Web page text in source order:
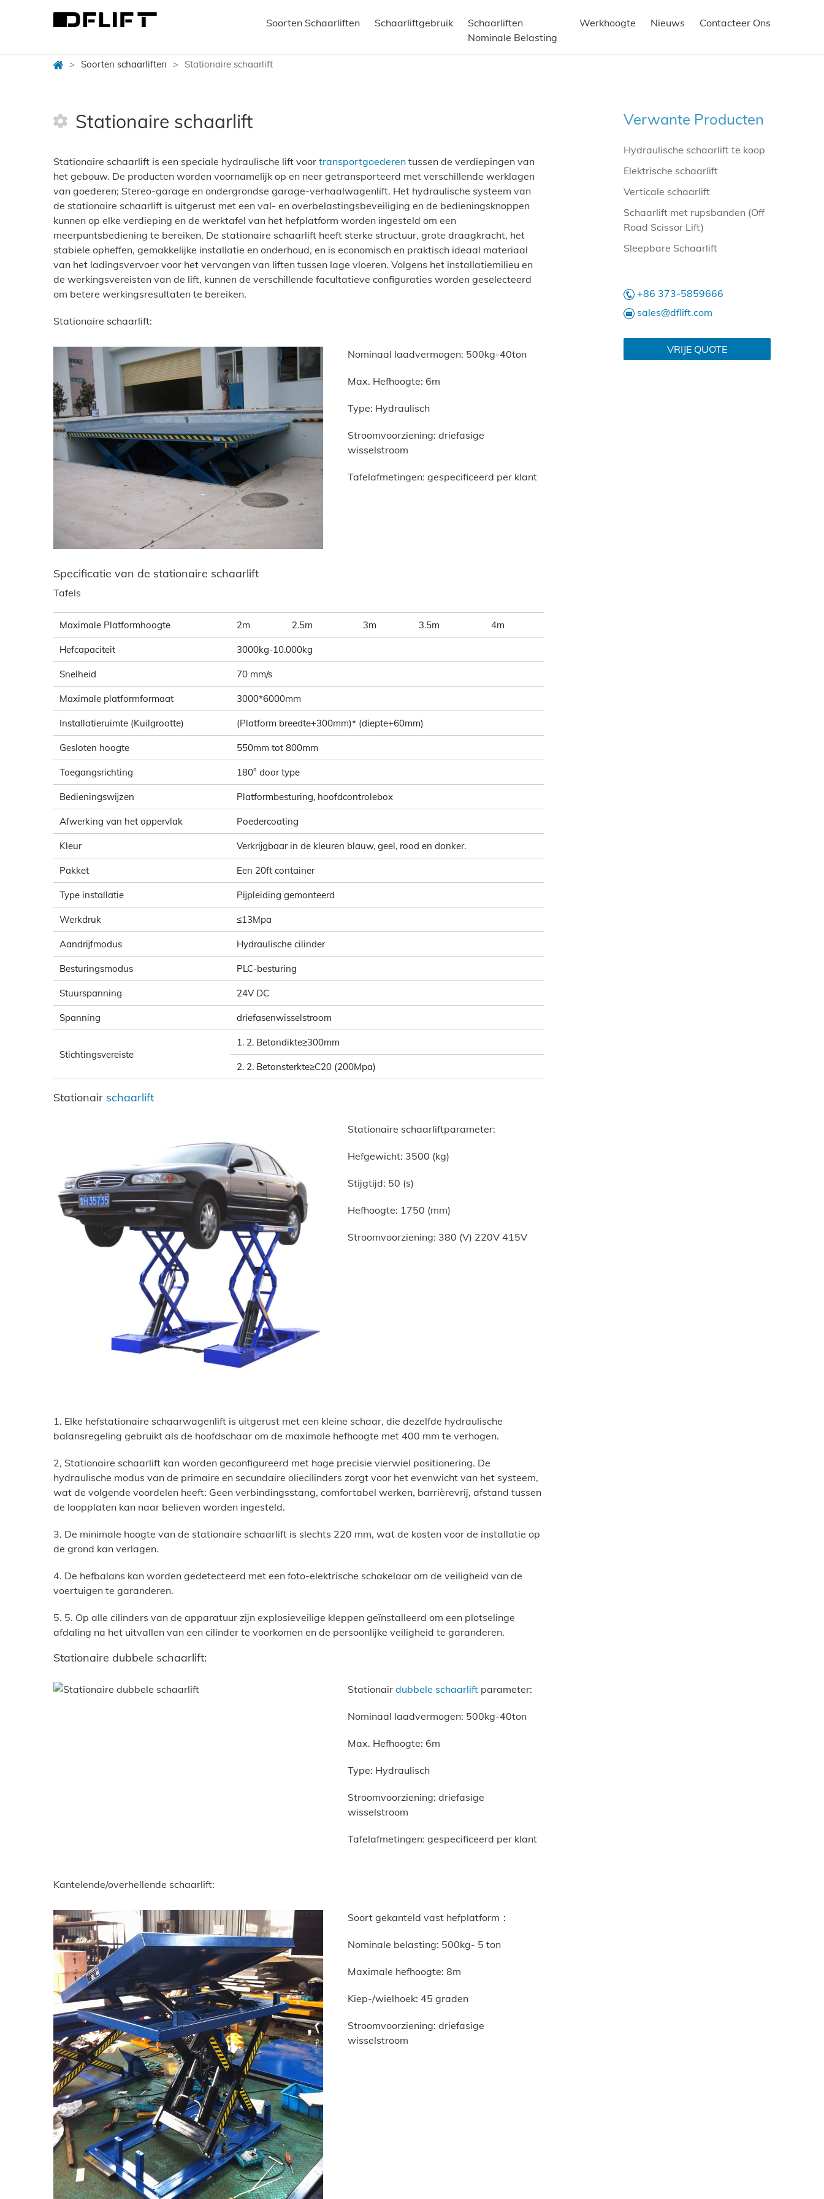
Soorten Schaarliften Schaarliftgebruik
Schaarliften
Nominale Belasting
Werkhoogte Nieuws Contacteer Ons
> Soorten schaarliften > Stationaire schaarlift
Stationaire schaarlift
Stationaire schaarlift is een speciale hydraulische lift voor transportgoederen tussen de verdiepingen van
het gebouw. De producten worden voornamelijk op en neer getransporteerd met verschillende werklagen
van goederen; Stereo-garage en ondergrondse garage-verhaalwagenlift. Het hydraulische systeem van
de stationaire schaarlift is uitgerust met een val- en overbelastingsbeveiliging en de bedieningsknoppen
kunnen op elke verdieping en de werktafel van het hefplatform worden ingesteld om een
meerpuntsbediening te bereiken. De stationaire schaarlift heeft sterke structuur, grote draagkracht, het
stabiele opheffen, gemakkelijke installatie en onderhoud, en is economisch en praktisch ideaal materiaal
van het ladingsvervoer voor het vervangen van liften tussen lage vloeren. Volgens het installatiemilieu en
de werkingsvereisten van de lift, kunnen de verschillende facultatieve configuraties worden geselecteerd
om betere werkingsresultaten te bereiken.
Stationaire schaarlift:
Nominaal laadvermogen: 500kg-40ton
Max. Hefhoogte: 6m
Type: Hydraulisch
Stroomvoorziening: driefasige
wisselstroom
Tafelafmetingen: gespecificeerd per klant
Specificatie van de stationaire schaarlift
Tafels
Maximale Platformhoogte 2m 2.5m 3m 3.5m 4m
Hefcapaciteit 3000kg-10.000kg
Snelheid 70 mm/s
Maximale platformformaat 3000*6000mm
Installatieruimte (Kuilgrootte) (Platform breedte+300mm)* (diepte+60mm)
Gesloten hoogte 550mm tot 800mm
Toegangsrichting 180° door type
Bedieningswijzen Platformbesturing, hoofdcontrolebox
Afwerking van het oppervlak Poedercoating
Kleur Verkrijgbaar in de kleuren blauw, geel, rood en donker.
Pakket Een 20ft container
Type installatie Pijpleiding gemonteerd
Werkdruk ≤13Mpa
Aandrijfmodus Hydraulische cilinder
Besturingsmodus PLC-besturing
Stuurspanning 24V DC
Spanning driefasenwisselstroom
Stichtingsvereiste
1. 2. Betondikte≥300mm
2. 2. Betonsterkte≥C20 (200Mpa)
Stationair schaarlift
Stationaire schaarliftparameter:
Hefgewicht: 3500 (kg)
Stijgtijd: 50 (s)
Hefhoogte: 1750 (mm)
Stroomvoorziening: 380 (V) 220V 415V
1. Elke hefstationaire schaarwagenlift is uitgerust met een kleine schaar, die dezelfde hydraulische
balansregeling gebruikt als de hoofdschaar om de maximale hefhoogte met 400 mm te verhogen.
2, Stationaire schaarlift kan worden geconfigureerd met hoge precisie vierwiel positionering. De
hydraulische modus van de primaire en secundaire oliecilinders zorgt voor het evenwicht van het systeem,
wat de volgende voordelen heeft: Geen verbindingsstang, comfortabel werken, barrièrevrij, afstand tussen
de loopplaten kan naar believen worden ingesteld.
3. De minimale hoogte van de stationaire schaarlift is slechts 220 mm, wat de kosten voor de installatie op
de grond kan verlagen.
4. De hefbalans kan worden gedetecteerd met een foto-elektrische schakelaar om de veiligheid van de
voertuigen te garanderen.
5. 5. Op alle cilinders van de apparatuur zijn explosieveilige kleppen geïnstalleerd om een plotselinge
afdaling na het uitvallen van een cilinder te voorkomen en de persoonlijke veiligheid te garanderen.
Stationaire dubbele schaarlift:
Stationair dubbele schaarlift parameter:
Nominaal laadvermogen: 500kg-40ton
Max. Hefhoogte: 6m
Type: Hydraulisch
Stroomvoorziening: driefasige
wisselstroom
Tafelafmetingen: gespecificeerd per klant
Kantelende/overhellende schaarlift:
Soort gekanteld vast hefplatform：
Nominale belasting: 500kg- 5 ton
Maximale hefhoogte: 8m
Kiep-/wielhoek: 45 graden
Stroomvoorziening: driefasige
wisselstroom
Verwante Producten
Hydraulische schaarlift te koop
Elektrische schaarlift
Verticale schaarlift
Schaarlift met rupsbanden (Off
Road Scissor Lift)
Sleepbare Schaarlift
+86 373-5859666
sales@dflift.com
VRIJE QUOTE